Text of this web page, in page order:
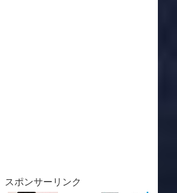
スポンサーリンク